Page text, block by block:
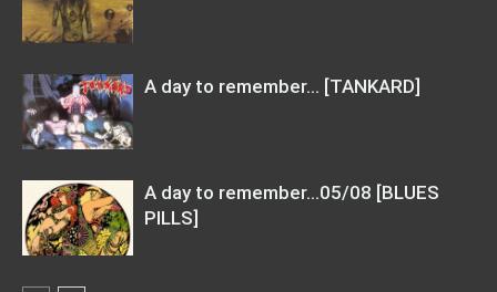
A day to remember… [TANKARD]
A day to remember…05/08 [BLUES
PILLS]